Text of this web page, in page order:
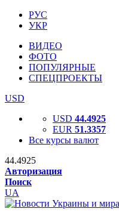
РУС
УКР
ВИДЕО
ФОТО
ПОПУЛЯРНЫЕ
СПЕЦПРОЕКТЫ
USD
USD 44.4925
EUR 51.3357
Все курсы валют
44.4925
Авторизация
Поиск
UA